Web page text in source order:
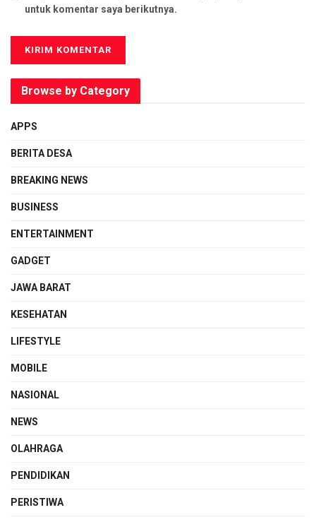
untuk komentar saya berikutnya.
Browse by Category
APPS
BERITA DESA
BREAKING NEWS
BUSINESS
ENTERTAINMENT
GADGET
JAWA BARAT
KESEHATAN
LIFESTYLE
MOBILE
NASIONAL
NEWS
OLAHRAGA
PENDIDIKAN
PERISTIWA